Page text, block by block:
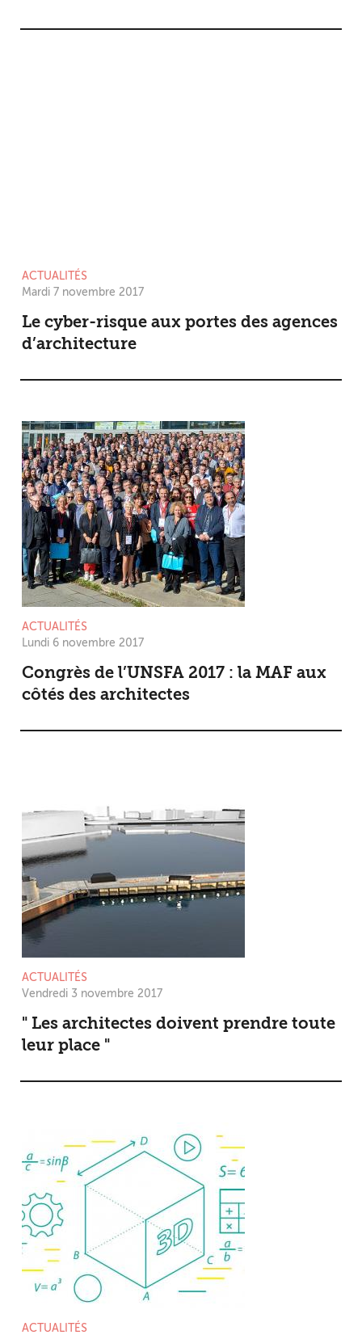
ACTUALITÉS
Mardi 7 novembre 2017
Le cyber-risque aux portes des agences
d’architecture
ACTUALITÉS
Lundi 6 novembre 2017
Congrès de l’UNSFA 2017 : la MAF aux
côtés des architectes
ACTUALITÉS
Vendredi 3 novembre 2017
" Les architectes doivent prendre toute
leur place "
ACTUALITÉS